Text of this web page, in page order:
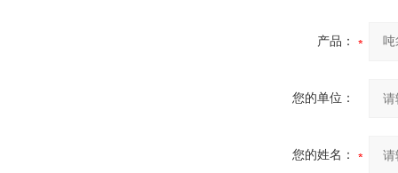
产品：
您的单位：
您的姓名：